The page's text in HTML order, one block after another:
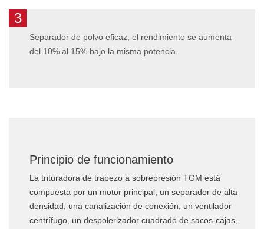
Separador de polvo eficaz, el rendimiento se aumenta
del 10% al 15% bajo la misma potencia.
3
Principio de funcionamiento
La trituradora de trapezo a sobrepresión TGM está
compuesta por un motor principal, un separador de alta
densidad, una canalización de conexión, un ventilador
centrífugo, un despolerizador cuadrado de sacos-cajas,